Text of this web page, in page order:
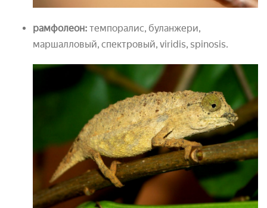
рамфолеон: темпоралис, буланжери,
маршалловый, спектровый, viridis, spinosis.